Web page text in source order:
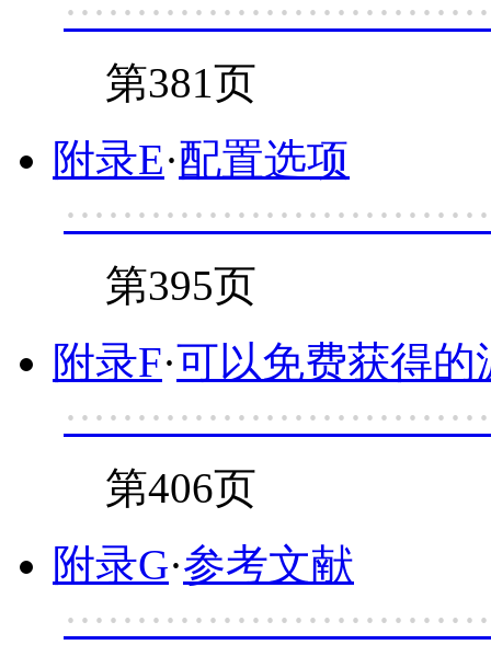
第381页
附录E·配置选项
第395页
附录F·可以免费获得的
第406页
附录G·参考文献